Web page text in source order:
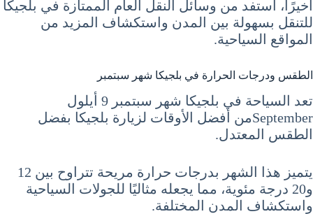
أخيرًا، استفد من وسائل النقل العام الممتازة في بلجيكا
للتنقل بسهولة بين المدن واستكشاف المزيد من
المواقع السياحية.
الطقس ودرجات الحرارة في بلجيكا شهر سبتمبر
تعد السياحة في بلجيكا شهر سبتمبر 9 أيلول
Septemberمن أفضل الأوقات لزيارة بلجيكا بفضل
الطقس المعتدل.
يتميز هذا الشهر بدرجات حرارة مريحة تتراوح بين 12
و20 درجة مئوية، مما يجعله مثاليًا للجولات السياحية
واستكشاف المدن المختلفة.